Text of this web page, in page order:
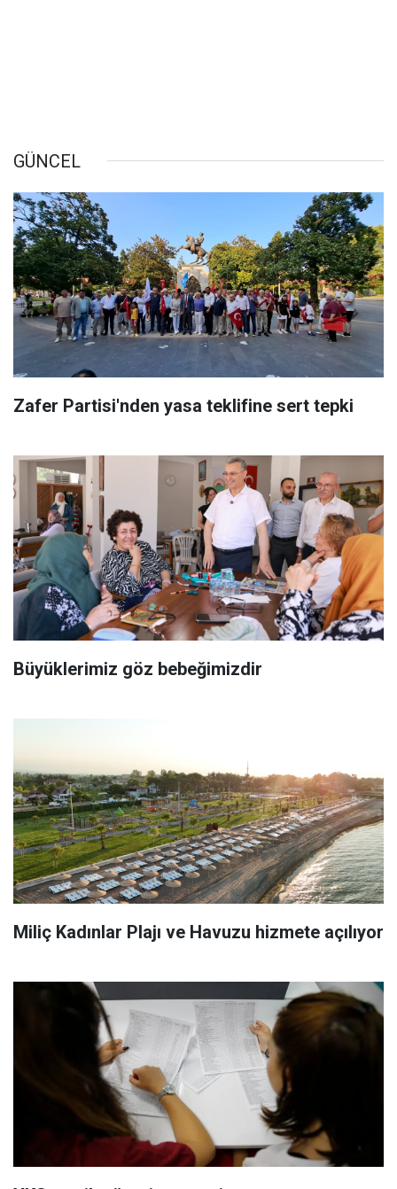
GÜNCEL
Zafer Partisi'nden yasa teklifine sert tepki
Büyüklerimiz göz bebeğimizdir
Miliç Kadınlar Plajı ve Havuzu hizmete açılıyor